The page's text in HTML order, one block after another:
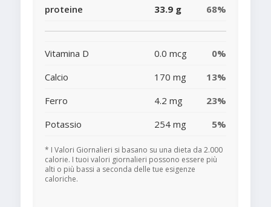
proteine
33.9 g 68%
Vitamina D 0.0 mcg
0%
Calcio
170 mg
13%
Ferro
4.2 mg
23%
Potassio
254 mg 5%
* I Valori Giornalieri si basano su una dieta da 2.000
calorie. I tuoi valori giornalieri possono essere più
alti o più bassi a seconda delle tue esigenze
caloriche.